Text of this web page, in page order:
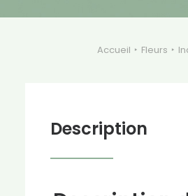
Accueil Fleurs
Description